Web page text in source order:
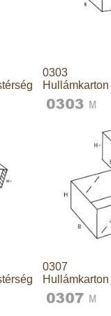
0303
0307